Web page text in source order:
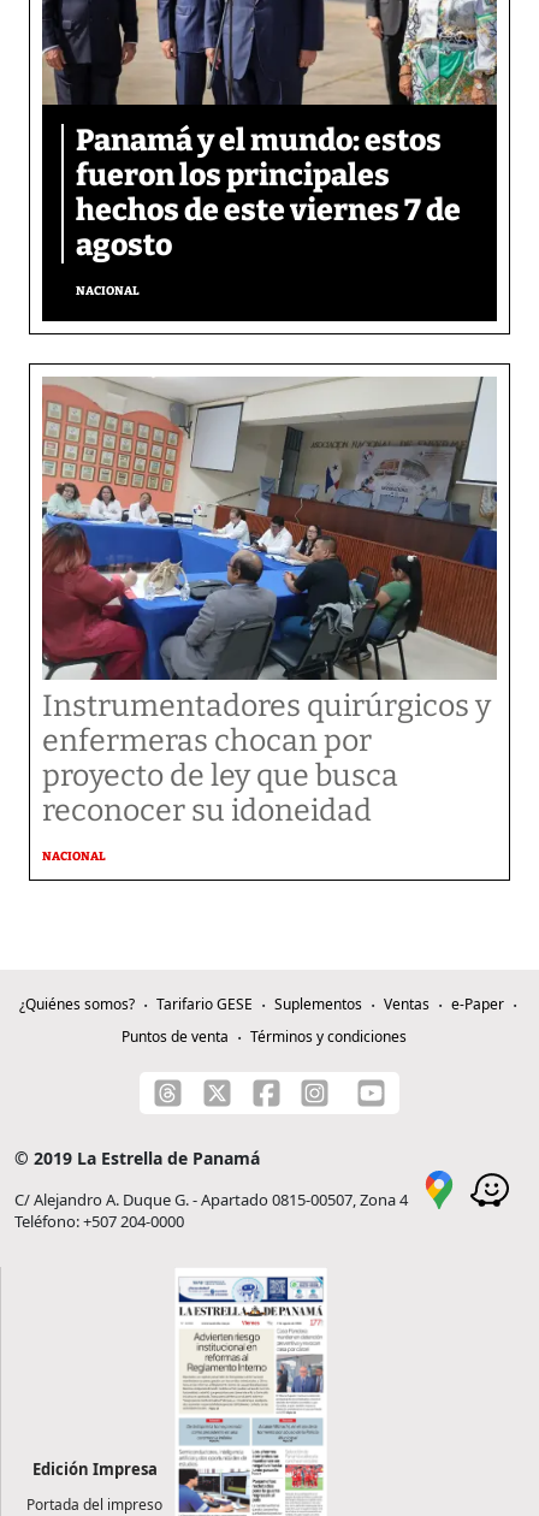
Panamá y el mundo: estos
fueron los principales
hechos de este viernes 7 de
agosto
NACIONAL
Instrumentadores quirúrgicos y
enfermeras chocan por
proyecto de ley que busca
reconocer su idoneidad
NACIONAL
¿Quiénes somos? Tarifario GESE Suplementos Ventas
e-Paper
Puntos de venta
Términos y condiciones
© 2019 La Estrella de Panamá
C/ Alejandro A. Duque G. - Apartado 0815-00507, Zona 4
Teléfono: +507 204-0000
Edición Impresa
Portada del impreso